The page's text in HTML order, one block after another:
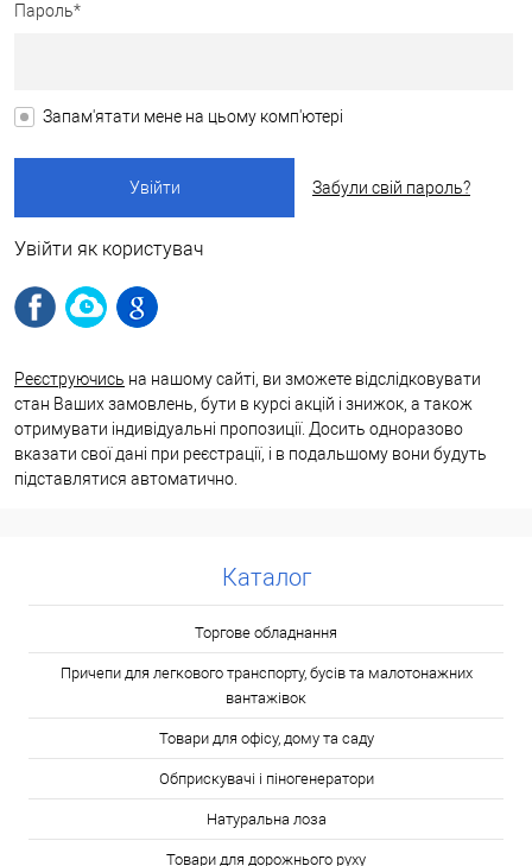
Пароль*
Запам'ятати мене на цьому комп'ютері
Забули свій пароль?
Увійти як користувач
Реєструючись на нашому сайті, ви зможете відслідковувати
стан Ваших замовлень, бути в курсі акцій і знижок, а також
отримувати індивідуальні пропозиції. Досить одноразово
вказати свої дані при реєстрації, і в подальшому вони будуть
підставлятися автоматично.
Каталог
Торгове обладнання
Причепи для легкового транспорту, бусів та малотонажних
вантажівок
Товари для офісу, дому та саду
Обприскувачі і піногенератори
Натуральна лоза
Товари для дорожнього руху